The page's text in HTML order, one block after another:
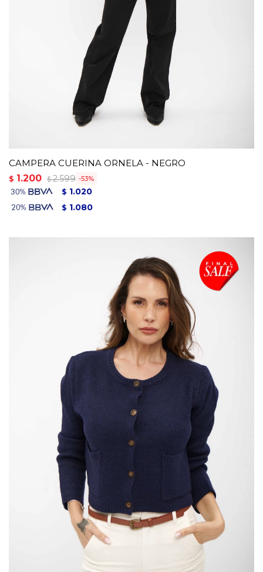
CAMPERA CUERINA ORNELA - NEGRO
$ 1.200 $ 2.599 53
$ 1.020
$ 1.080